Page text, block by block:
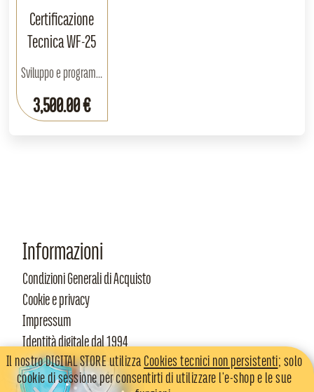
Certificazione
Tecnica WF‑25
Sviluppo e programmazione
3,500.00 €
Il nostro DIGITAL STORE utilizza Cookies tecnici non persistenti; solo
cookie di sessione per consentirti di utilizzare l'e-shop e le sue
Informazioni
Condizioni Generali di Acquisto
Cookie e privacy
Impressum
Identità digitale dal 1994